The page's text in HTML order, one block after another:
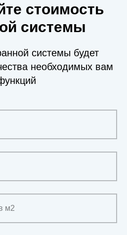
стоимость
системы
системы будет
необходимых вам
м2